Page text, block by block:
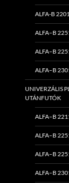
ALFA-B
ALFA–B
ALFA–B
ALFA–B
UNIVERZÁLIS
UTÁNFUTÓK
ALFA–B
ALFA–B
ALFA–B
ALFA–B